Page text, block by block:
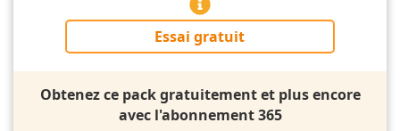
Essai gratuit
Obtenez ce pack gratuitement et plus encore
avec l'abonnement 365